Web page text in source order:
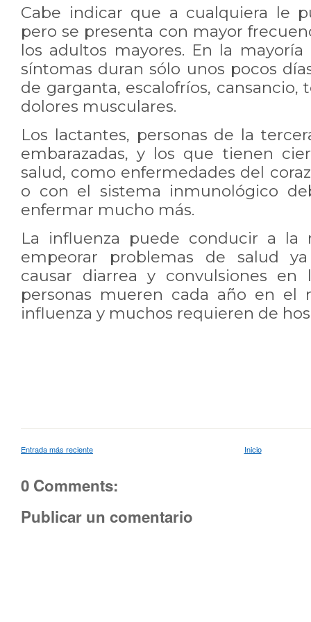
Cabe indicar que a cualquiera le
pero se presenta con mayor
los adultos mayores. En la
síntomas duran sólo unos pocos
de garganta, escalofríos, cansancio,
dolores musculares.
Los lactantes, personas de la
embarazadas, y los que tienen
salud, como enfermedades del
o con el sistema inmunológico
enfermar mucho más.
La influenza puede conducir a la
empeorar problemas de salud
causar diarrea y convulsiones en
personas mueren cada año en el
influenza y muchos requieren de
Entrada más reciente Inicio
0 Comments:
Publicar un comentario